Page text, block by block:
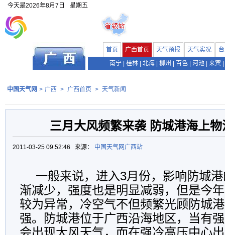
今天是2026年8月7日 星期五
首页 广西首页 天气预报 天气实况
南宁
桂林 北海 柳州 百色 河池 来宾
中国天气网 > 广西 > 广西首页 > 天气新闻
三月大风频繁来袭 防城港海上
2011-03-25 09:52:46 来源： 中国天气网广西站
一般来说，进入3月份，影响防城
渐减少，强度也是明显减弱，但是今
较为异常，冷空气不但频繁光顾防城
强。防城港位于广西沿海地区，当有
会出现大风天气，而在强冷高压中心